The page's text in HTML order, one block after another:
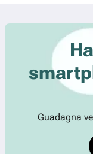
Guadagna